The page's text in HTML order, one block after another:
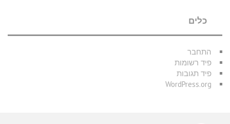
כלים
התחבר
פיד רשומות
פיד תגובות
WordPress.org